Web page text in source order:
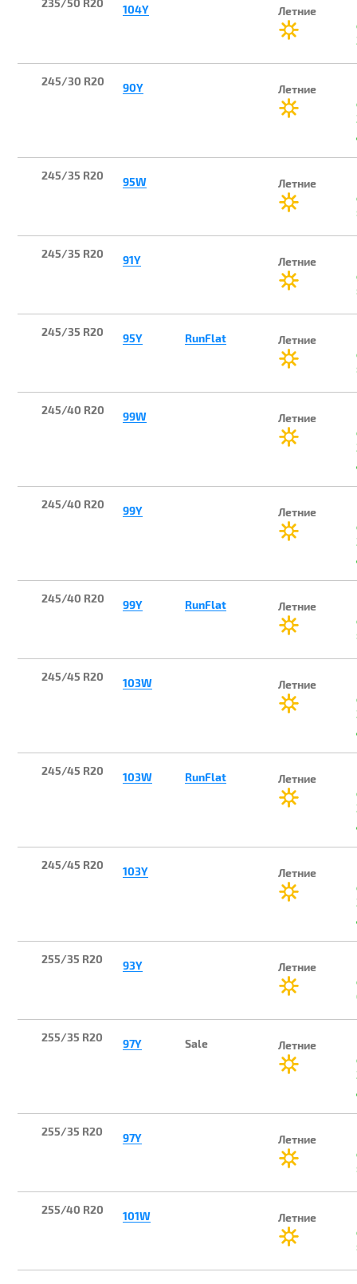
235/50 R20 104Y Летние
245/30 R20 90Y Летние
245/35 R20 95W Летние
245/35 R20 91Y Летние
245/35 R20 95Y RunFlat Летние
245/40 R20 99W Летние
245/40 R20 99Y Летние
245/40 R20 99Y RunFlat Летние
245/45 R20 103W Летние
245/45 R20 103W RunFlat Летние
245/45 R20 103Y Летние
255/35 R20 93Y Летние
255/35 R20 97Y Sale Летние
255/35 R20 97Y Летние
255/40 R20 101W Летние